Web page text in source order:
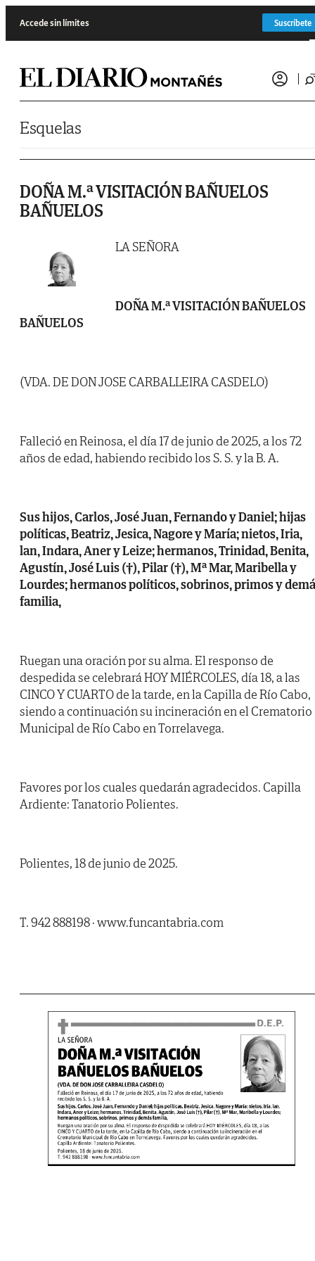
Accede sin límites Suscríbete
Esquelas
DOÑA M.ª VISITACIÓN BAÑUELOS
BAÑUELOS
LA SEÑORA
DOÑA M.ª VISITACIÓN BAÑUELOS
BAÑUELOS
(VDA. DE DON JOSE CARBALLEIRA CASDELO)
Falleció en Reinosa, el día 17 de junio de 2025, a los 72
años de edad, habiendo recibido los S. S. y la B. A.
Sus hijos, Carlos, José Juan, Fernando y Daniel; hijas
políticas, Beatriz, Jesica, Nagore y María; nietos, Iria,
lan, Indara, Aner y Leize; hermanos, Trinidad, Benita,
Agustín, José Luis (†), Pilar (†), Mª Mar, Maribella y
Lourdes; hermanos políticos, sobrinos, primos y
familia,
Ruegan una oración por su alma. El responso de
despedida se celebrará HOY MIÉRCOLES, día 18, a las
CINCO Y CUARTO de la tarde, en la Capilla de Río Cabo,
siendo a continuación su incineración en el Crematorio
Municipal de Río Cabo en Torrelavega.
Favores por los cuales quedarán agradecidos. Capilla
Ardiente: Tanatorio Polientes.
Polientes, 18 de junio de 2025.
T. 942 888198 · www.funcantabria.com